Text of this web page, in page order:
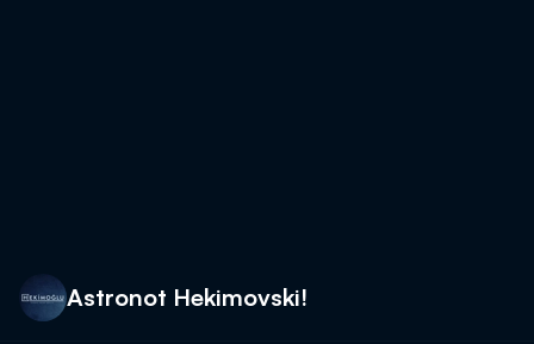
Astronot Hekimovski!